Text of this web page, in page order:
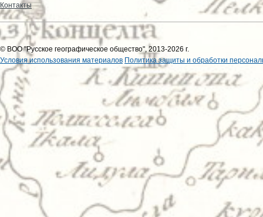
Контакты
© ВОО "Русское географическое общество", 2013-2026 г.
Условия использования материалов Политика защиты и обработки